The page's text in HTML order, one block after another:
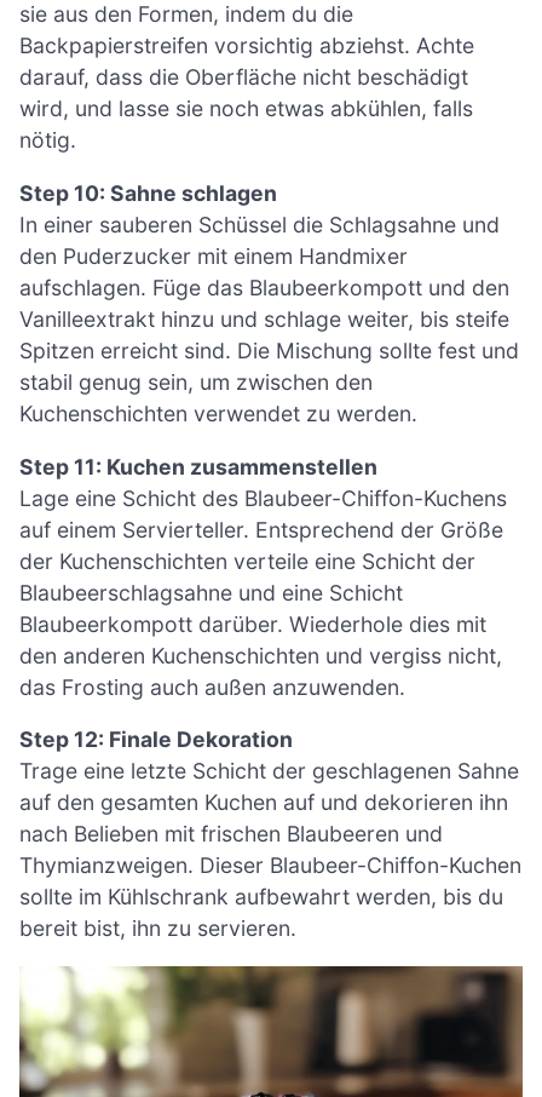
sie aus den Formen, indem du die
Backpapierstreifen vorsichtig abziehst. Achte
darauf, dass die Oberfläche nicht beschädigt
wird, und lasse sie noch etwas abkühlen, falls
nötig.
Step 10: Sahne schlagen
In einer sauberen Schüssel die Schlagsahne und
den Puderzucker mit einem Handmixer
aufschlagen. Füge das Blaubeerkompott und den
Vanilleextrakt hinzu und schlage weiter, bis steife
Spitzen erreicht sind. Die Mischung sollte fest und
stabil genug sein, um zwischen den
Kuchenschichten verwendet zu werden.
Step 11: Kuchen zusammenstellen
Lage eine Schicht des Blaubeer-Chiffon-Kuchens
auf einem Servierteller. Entsprechend der Größe
der Kuchenschichten verteile eine Schicht der
Blaubeerschlagsahne und eine Schicht
Blaubeerkompott darüber. Wiederhole dies mit
den anderen Kuchenschichten und vergiss nicht,
das Frosting auch außen anzuwenden.
Step 12: Finale Dekoration
Trage eine letzte Schicht der geschlagenen Sahne
auf den gesamten Kuchen auf und dekorieren ihn
nach Belieben mit frischen Blaubeeren und
Thymianzweigen. Dieser Blaubeer-Chiffon-Kuchen
sollte im Kühlschrank aufbewahrt werden, bis du
bereit bist, ihn zu servieren.